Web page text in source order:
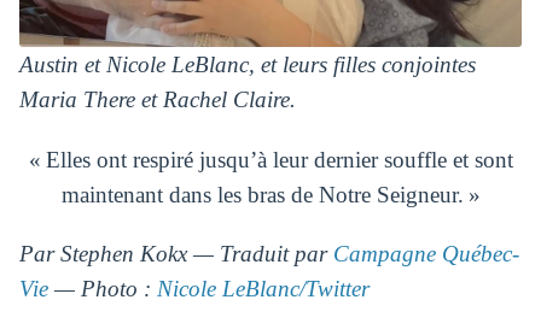
Austin et Nicole LeBlanc, et leurs filles conjointes
Maria There et Rachel Claire.
« Elles ont respiré jusqu’à leur dernier souffle et sont
maintenant dans les bras de Notre Seigneur. »
Par Stephen Kokx — Traduit par Campagne Québec-
Vie— Photo : Nicole LeBlanc/Twitter